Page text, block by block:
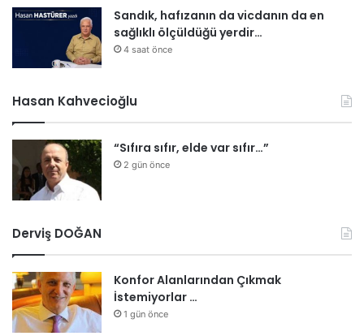
Sandık, hafızanın da vicdanın da en
sağlıklı ölçüldüğü yerdir…
4 saat önce
Hasan Kahvecioğlu
“Sıfıra sıfır, elde var sıfır…”
2 gün önce
Derviş DOĞAN
Konfor Alanlarından Çıkmak
İstemiyorlar …
1 gün önce